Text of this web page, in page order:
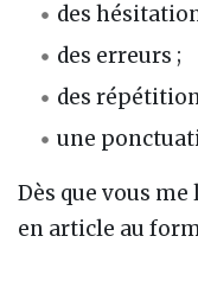
des
des erreurs ;
des
une
Dès que vous
en article au